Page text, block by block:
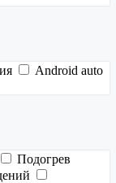
Android auto
Подогрев